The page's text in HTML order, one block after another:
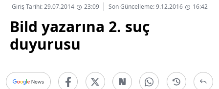
Giriş Tarihi: 29.07.2014
23:09 Son Güncelleme: 9.12.2016 16:42
Bild yazarına 2. suç
duyurusu